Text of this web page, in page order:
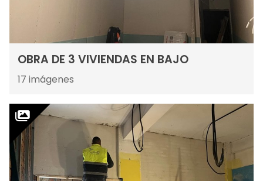
OBRA DE 3 VIVIENDAS EN BAJO
17 imágenes